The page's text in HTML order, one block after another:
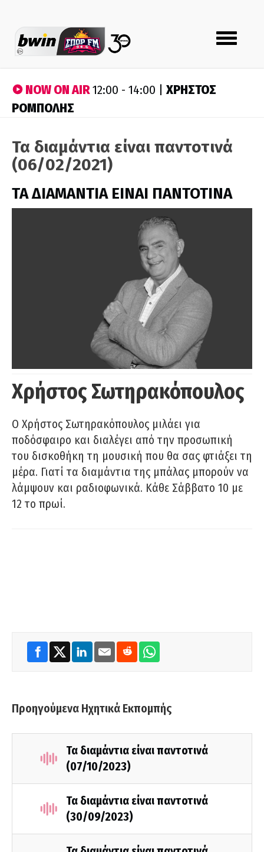
Toggle
navigation
NOW ON AIR12:00 - 14:00 | ΧΡΗΣΤΟΣ
ΡΟΜΠΟΛΗΣ
Τα διαμάντια είναι παντοτινά
(06/02/2021)
ΤΑ ΔΙΑΜΑΝΤΙΑ ΕΙΝΑΙ ΠΑΝΤΟΤΙΝΑ
Χρήστος Σωτηρακόπουλος
Ο Χρήστος Σωτηρακόπουλος μιλάει για
ποδόσφαιρο και διαλέγει από την προσωπική
του δισκοθήκη τη μουσική που θα σας φτιάξει τη
μέρα. Γιατί τα διαμάντια της μπάλας μπορούν να
λάμψουν και ραδιοφωνικά. Κάθε Σάββατο 10 με
12 το πρωί.
Προηγούμενα Ηχητικά Εκπομπής
Τα διαμάντια είναι παντοτινά
(07/10/2023)
Τα διαμάντια είναι παντοτινά
(30/09/2023)